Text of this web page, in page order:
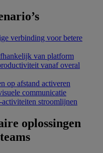
verbinding voor betere
van platform
vanaf overal
op afstand activeren
communicatie
activiteiten stroomlijnen
oplossingen